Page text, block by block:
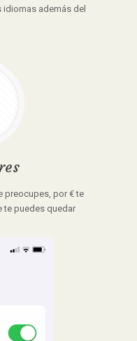
idiomas además del
preocupes, por € te
te puedes quedar